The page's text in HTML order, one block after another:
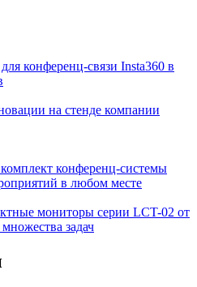
конференц-связи Insta360 в
на стенде компании
конференц-системы
в любом месте
мониторы серии LCT-02 от
задач